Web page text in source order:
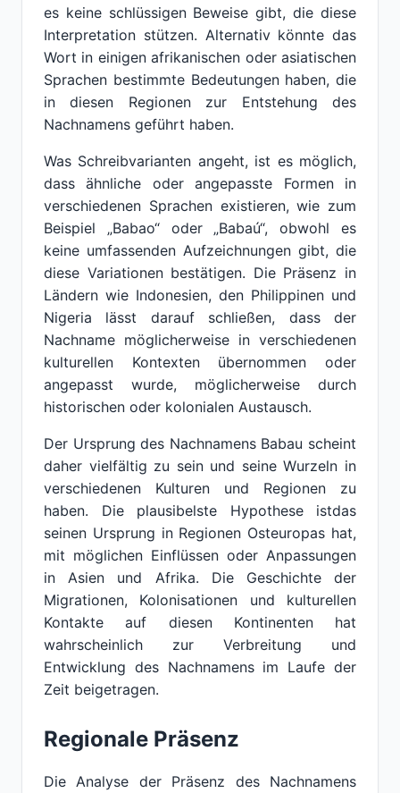
es keine schlüssigen Beweise gibt, die diese
Interpretation stützen. Alternativ könnte das
Wort in einigen afrikanischen oder asiatischen
Sprachen bestimmte Bedeutungen haben, die
in diesen Regionen zur Entstehung des
Nachnamens geführt haben.
Was Schreibvarianten angeht, ist es möglich,
dass ähnliche oder angepasste Formen in
verschiedenen Sprachen existieren, wie zum
Beispiel „Babao“ oder „Babaú“, obwohl es
keine umfassenden Aufzeichnungen gibt, die
diese Variationen bestätigen. Die Präsenz in
Ländern wie Indonesien, den Philippinen und
Nigeria lässt darauf schließen, dass der
Nachname möglicherweise in verschiedenen
kulturellen Kontexten übernommen oder
angepasst wurde, möglicherweise durch
historischen oder kolonialen Austausch.
Der Ursprung des Nachnamens Babau scheint
daher vielfältig zu sein und seine Wurzeln in
verschiedenen Kulturen und Regionen zu
haben. Die plausibelste Hypothese istdas
seinen Ursprung in Regionen Osteuropas hat,
mit möglichen Einflüssen oder Anpassungen
in Asien und Afrika. Die Geschichte der
Migrationen, Kolonisationen und kulturellen
Kontakte auf diesen Kontinenten hat
wahrscheinlich zur Verbreitung und
Entwicklung des Nachnamens im Laufe der
Zeit beigetragen.
Regionale Präsenz
Die Analyse der Präsenz des Nachnamens